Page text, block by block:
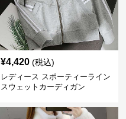
¥4,420 (税込)
レディース スポーティーライン
スウェットカーディガン